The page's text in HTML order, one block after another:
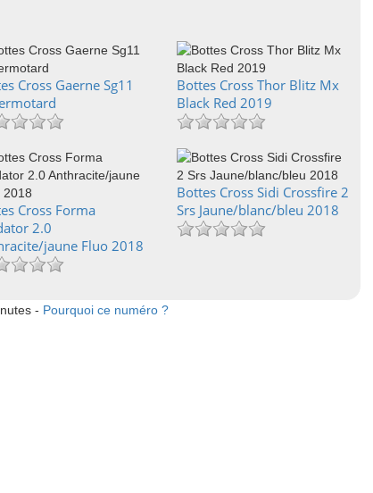
Cross Gaerne Sg11
Bottes Cross Thor Blitz Mx
Black Red 2019
Cross Forma
2.0
jaune Fluo 2018
Bottes Cross Sidi Crossfire 2
Srs Jaune/blanc/bleu 2018
- Pourquoi ce numéro ?